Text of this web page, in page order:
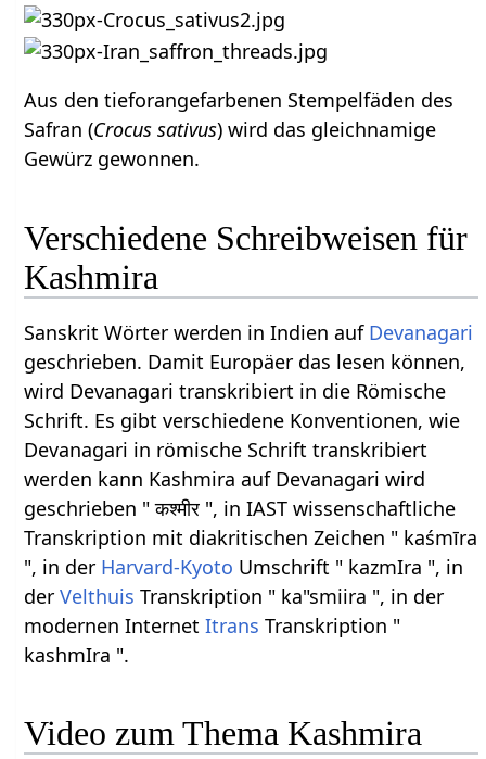
Aus den tieforangefarbenen Stempelfäden des
Safran (Crocus sativus) wird das gleichnamige
Gewürz gewonnen.
Verschiedene Schreibweisen für
Kashmira
Sanskrit Wörter werden in Indien auf Devanagari
geschrieben. Damit Europäer das lesen können,
wird Devanagari transkribiert in die Römische
Schrift. Es gibt verschiedene Konventionen, wie
Devanagari in römische Schrift transkribiert
werden kann Kashmira auf Devanagari wird
geschrieben " कश्मीर ", in IAST wissenschaftliche
Transkription mit diakritischen Zeichen " kaśmīra
", in der Harvard-Kyoto Umschrift " kazmIra ", in
derVelthuis Transkription " ka"smiira ", in der
modernen InternetItrans Transkription "
kashmIra ".
Video zum Thema Kashmira